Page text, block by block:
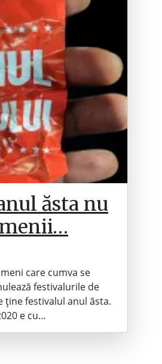
ăsta nu
care cumva se
festivalurile de
ține festivalul anul ăsta.
e cu…